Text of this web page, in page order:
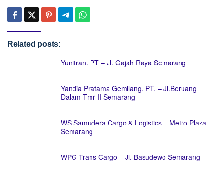
Related posts:
Yunitran. PT – Jl. Gajah Raya Semarang
Yandia Pratama Gemilang, PT. – Jl.Beruang
Dalam Tmr II Semarang
WS Samudera Cargo & Logistics – Metro Plaza
Semarang
WPG Trans Cargo – Jl. Basudewo Semarang